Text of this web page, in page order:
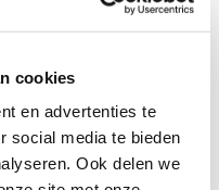
cookies
en advertenties te
social media te bieden
Ook delen we
C-poort, een HDMI-